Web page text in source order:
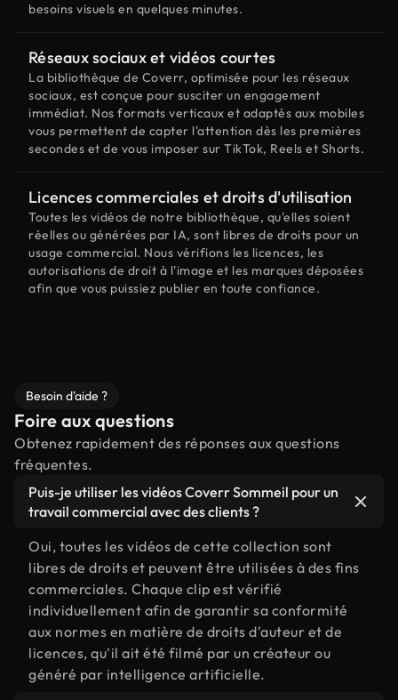
besoins visuels en quelques minutes.
Réseaux sociaux et vidéos courtes
La bibliothèque de Coverr, optimisée pour les réseaux
sociaux, est conçue pour susciter un engagement
immédiat. Nos formats verticaux et adaptés aux mobiles
vous permettent de capter l'attention dès les premières
secondes et de vous imposer sur TikTok, Reels et Shorts.
Licences commerciales et droits d'utilisation
Toutes les vidéos de notre bibliothèque, qu'elles soient
réelles ou générées par IA, sont libres de droits pour un
usage commercial. Nous vérifions les licences, les
autorisations de droit à l'image et les marques déposées
afin que vous puissiez publier en toute confiance.
Besoin d'aide ?
Foire aux questions
Obtenez rapidement des réponses aux questions
fréquentes.
Puis-je utiliser les vidéos Coverr Sommeil pour un
travail commercial avec des clients ?
Oui, toutes les vidéos de cette collection sont
libres de droits et peuvent être utilisées à des fins
commerciales. Chaque clip est vérifié
individuellement afin de garantir sa conformité
aux normes en matière de droits d'auteur et de
licences, qu'il ait été filmé par un créateur ou
généré par intelligence artificielle.